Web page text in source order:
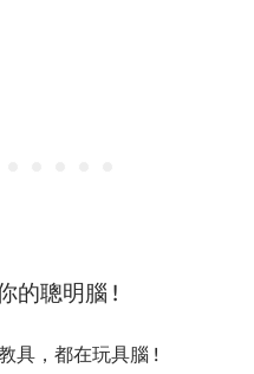
的聰明腦 !
具，都在玩具腦 !